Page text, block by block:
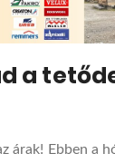
a
árak! Ebben a